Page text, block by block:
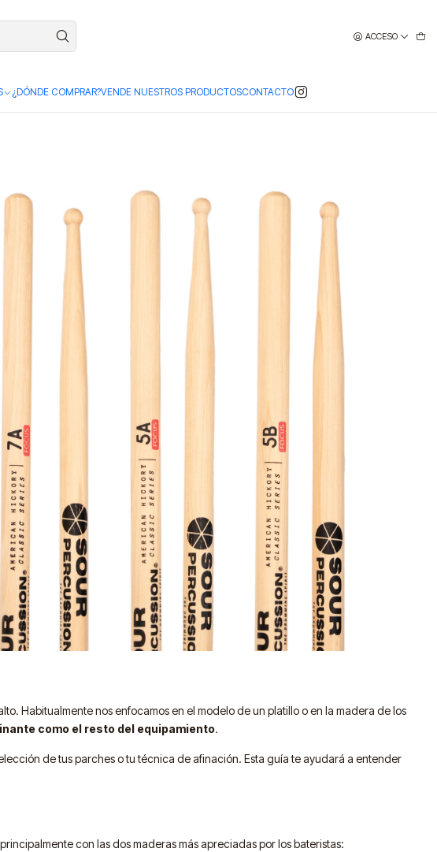
ACCESO
¿DÓNDE COMPRAR?VENDE NUESTROS PRODUCTOSCONTACTO
Habitualmente nos enfocamos en el modelo de un platillo o en la madera de los
como el resto del equipamiento.
de tus parches o tu técnica de afinación. Esta guía te ayudará a entender
con las dos maderas más apreciadas por los bateristas: